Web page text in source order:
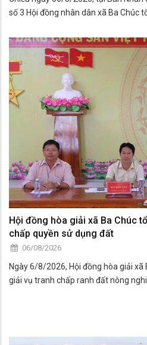
số 3 Hội đồng nhân dân xã Ba Chúc
Hội đồng hòa giải xã Ba Chúc
chấp quyền sử dụng đất
06/08/2026
Ngày 6/8/2026, Hội đồng hòa giải
giải vụ tranh chấp ranh đất nông